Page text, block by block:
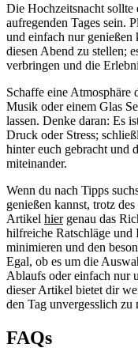
Die Hochzeitsnacht sollte
aufregenden Tages sein.
und einfach nur genießen
diesen Abend zu stellen;
verbringen und die
Schaffe eine Atmosphäre
Musik oder einem Glas
lassen. Denke daran: Es
Druck oder Stress;
hinter euch gebracht und
miteinander.
Wenn du nach Tipps
genießen kannst, trotz
Artikel hiergenau das
hilfreiche Ratschläge und
minimieren und den
Egal, ob es um die
Ablaufs oder einfach nur
dieser Artikel bietet dir
den Tag unvergesslich zu
FAQs